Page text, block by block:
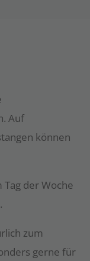
Auf
können
der Woche
zum
gerne für